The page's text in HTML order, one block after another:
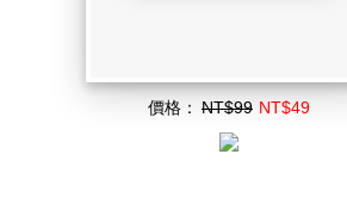
價格： NT$99 NT$49